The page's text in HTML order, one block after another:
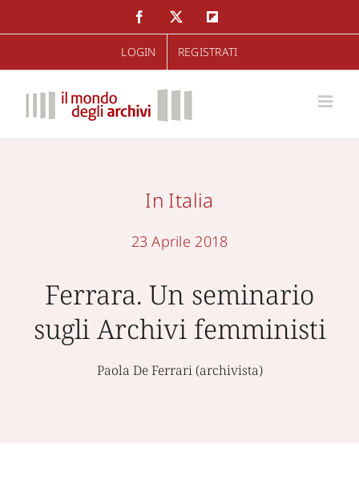
al
FacebookTwitter
LOGIN REGISTRATI
In Italia
23 Aprile 2018
Ferrara. Un seminario
sugli Archivi femministi
Paola De Ferrari (archivista)